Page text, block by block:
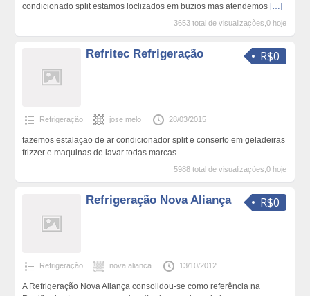
condicionado split estamos loclizados em buzios mas atendemos […]
3653 total de visualizações,0 hoje
R$0
Refritec Refrigeração
Refrigeração jose melo 28/03/2015
fazemos estalaçao de ar condicionador split e conserto em geladeiras
frizzer e maquinas de lavar todas marcas
5988 total de visualizações,0 hoje
R$0
Refrigeração Nova Aliança
Refrigeração nova alianca 13/10/2012
A Refrigeração Nova Aliança consolidou-se como referência na